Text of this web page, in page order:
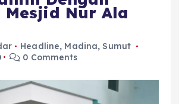
Nur Ala
Headline, Madina,Sumut
0 Comments